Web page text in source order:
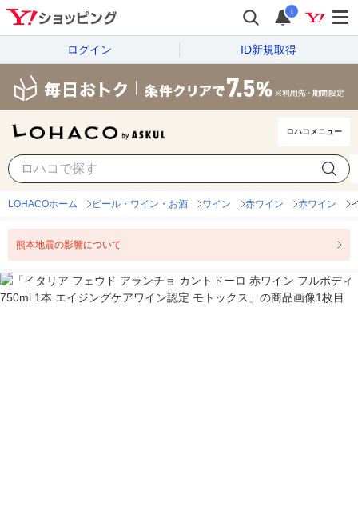
i
ログイン ID新規取得
ロハコメニュー
LOHACOホーム ビール・ワイン・お酒 ワイン 赤ワイン 赤ワイン
熊本地震の影響について